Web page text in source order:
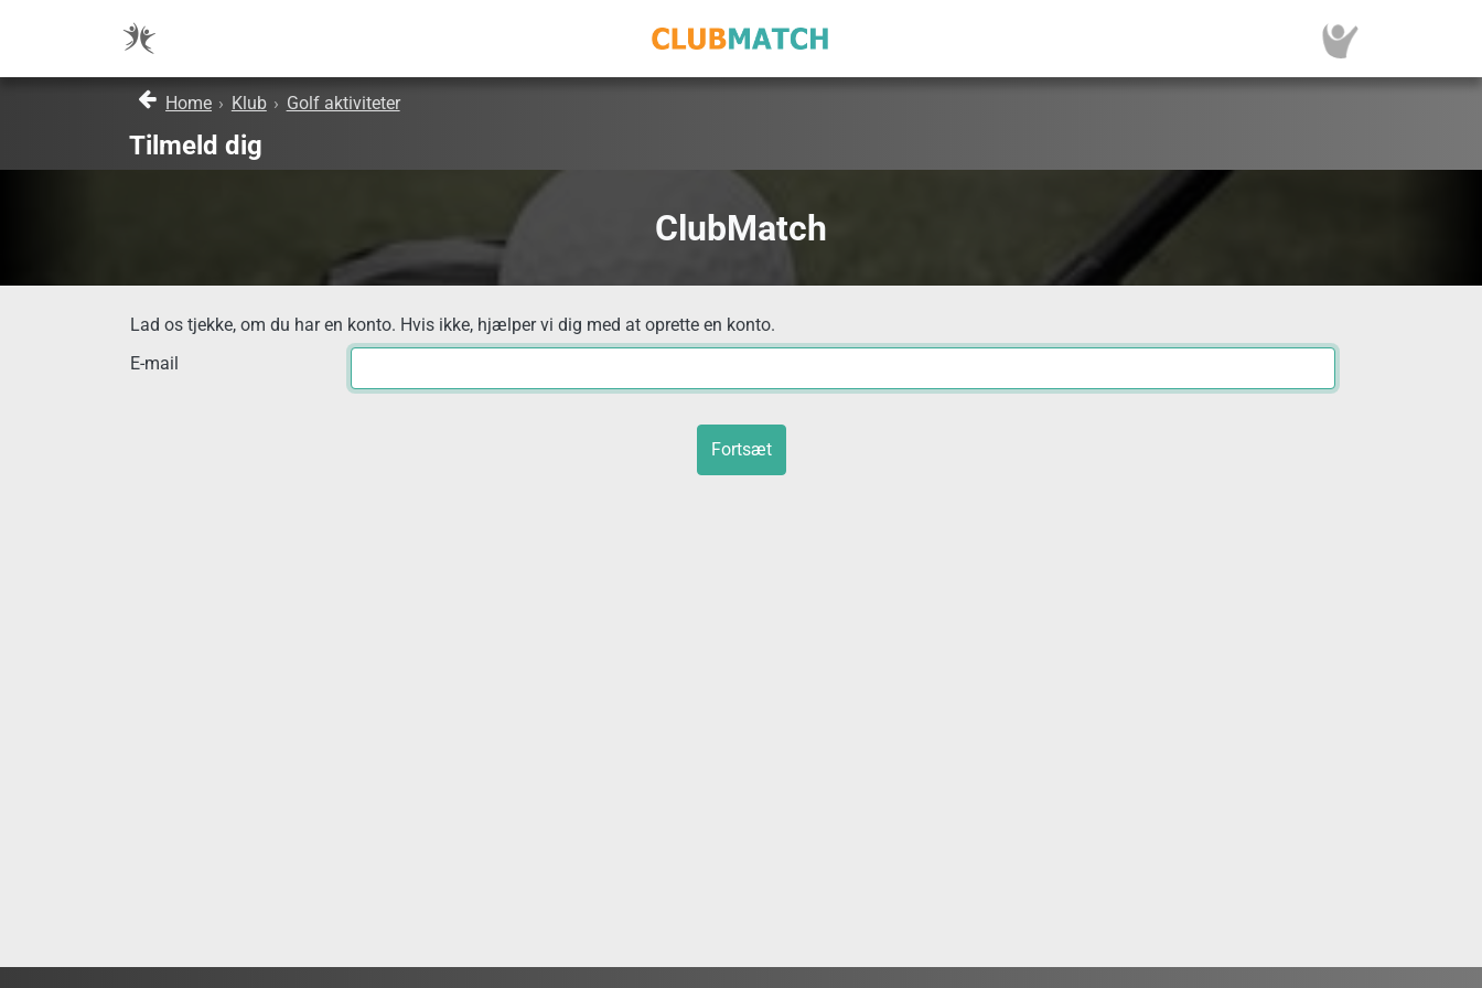
Home › Klub › Golf aktiviteter
Tilmeld dig
ClubMatch
Lad os tjekke, om du har en konto. Hvis ikke, hjælper vi dig med at oprette en konto.
E-mail
Fortsæt